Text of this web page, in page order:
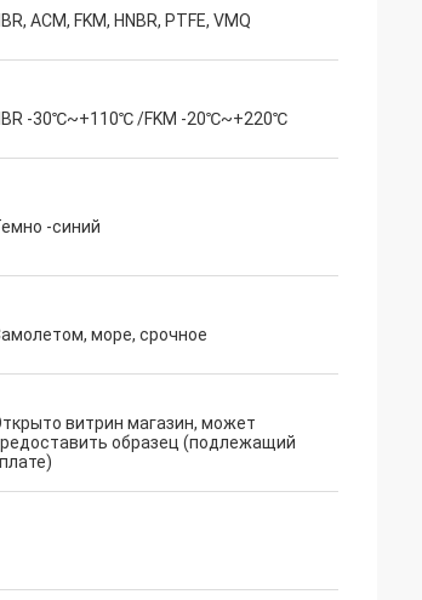
ACM, FKM, HNBR, PTFE, VMQ
-30℃~+110℃ /FKM -20℃~+220℃
-синий
море, срочное
витрин магазин, может
образец (подлежащий